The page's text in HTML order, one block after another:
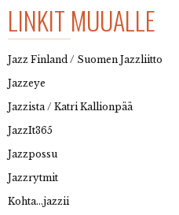
LINKIT MUUALLE
Jazz Finland / Suomen Jazzliitto
Jazzeye
Jazzista / Katri Kallionpää
JazzIt365
Jazzpossu
Jazzrytmit
Kohta…jazzii